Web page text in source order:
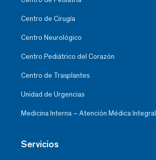
Centro de Cirugía
Centro Neurológico
Centro Pediátrico del Corazón
Centro de Trasplantes
Unidad de Urgencias
Medicina Interna – Atención Médica Integral
Servicios